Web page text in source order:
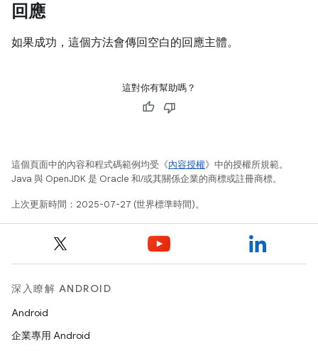
回應
如果成功，這個方法會傳回空白的回應主體。
這對你有幫助嗎？
這個頁面中的內容和程式碼範例均受《內容授權》中的授權所規範。
Java 與 OpenJDK 是 Oracle 和/或其關係企業的商標或註冊商標。
上次更新時間：2025-07-27 (世界標準時間)。
深入瞭解 ANDROID
Android
企業專用 Android